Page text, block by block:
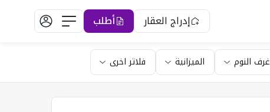
إدراج العقار أطلب
غرف النوم الميزانية فلاتر اخرى